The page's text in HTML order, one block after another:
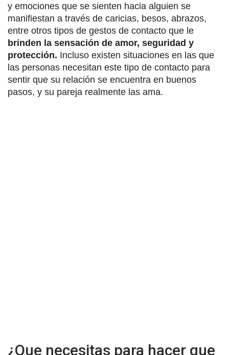
y emociones que se sienten hacia alguien se
manifiestan a través de caricias, besos, abrazos,
entre otros tipos de gestos de contacto que le
brinden la sensación de amor, seguridad y
protección. Incluso existen situaciones en las que
las personas necesitan este tipo de contacto para
sentir que su relación se encuentra en buenos
pasos, y su pareja realmente las ama.
¿Que necesitas para hacer que